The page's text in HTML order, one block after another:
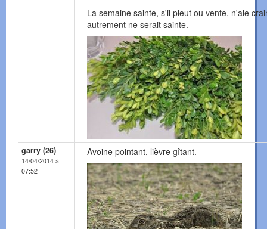
La semaine sainte, s'il pleut ou vente, n'aie
autrement ne serait sainte.
garry (26)
14/04/2014 à
07:52
Avoine pointant, lièvre gîtant.